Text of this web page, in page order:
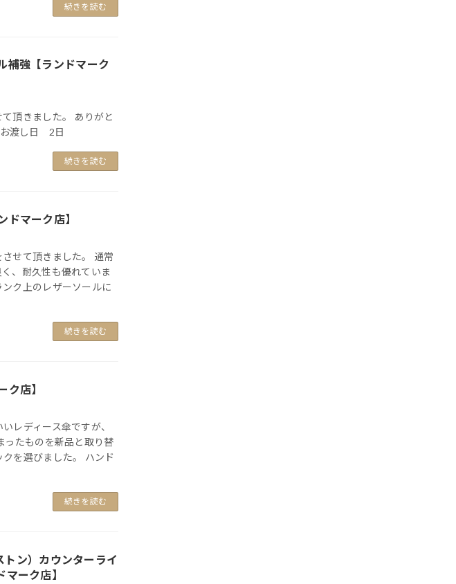
続きを読む
補強【ランドマーク
頂きました。 ありがと
渡し日 2日
続きを読む
ドマーク店】
せて頂きました。 通常
、耐久性も優れていま
ク上のレザーソールに
続きを読む
店】
レディース傘ですが、
ったものを新品と取り替
を選びました。 ハンド
続きを読む
ン）カウンターライ
ーク店】